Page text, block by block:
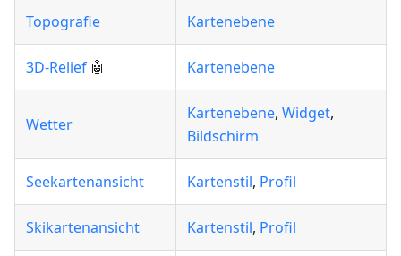
Topografie Kartenebene
3D-Relief 🤖 Kartenebene
Wetter
Kartenebene, Widget,
Bildschirm
Seekartenansicht Kartenstil, Profil
Skikartenansicht Kartenstil, Profil